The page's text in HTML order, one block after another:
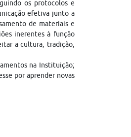
os protocolos e
efetiva junto a
de materiais e
inerentes à função
a cultura, tradição,
na Instituição;
por aprender novas